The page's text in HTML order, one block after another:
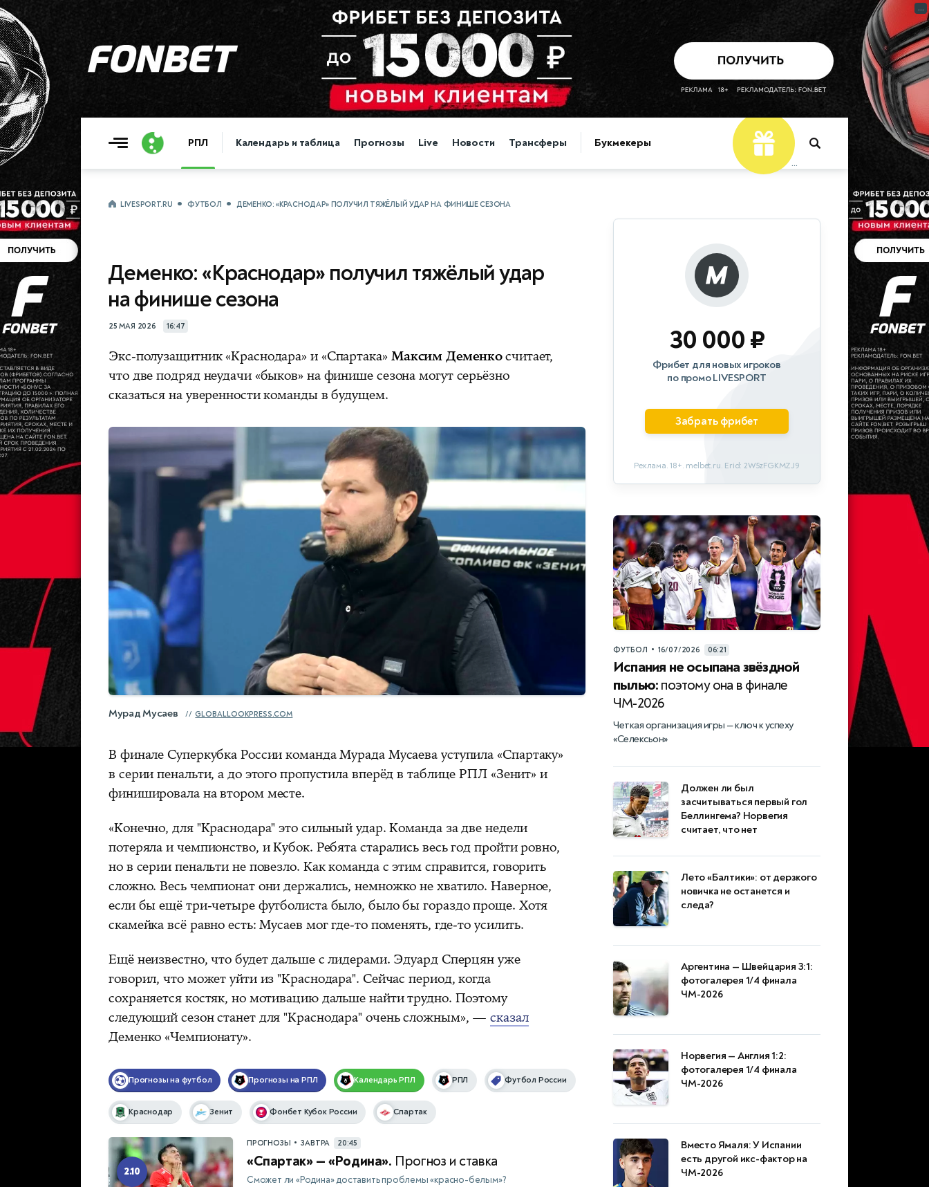
РПЛ Календарь и таблица Прогнозы Live Новости Трансферы Букмекеры
...
LIVESPORT.RU ФУТБОЛ ДЕМЕНКО: «КРАСНОДАР» ПОЛУЧИЛ ТЯЖЁЛЫЙ УДАР НА ФИНИШЕ СЕЗОНА
Деменко: «Краснодар» получил тяжёлый удар
на финише сезона
25 МАЯ 2026 16:47
Экс‑полузащитник «Краснодара» и «Спартака»Максим Деменкосчитает,
что две подряд неудачи «быков» на финише сезона могут серьёзно
сказаться на уверенности команды в будущем.
Мурад Мусаев GLOBALLOOKPRESS.COM
В финале Суперкубка России команда Мурада Мусаева уступила «Спартаку»
в серии пенальти, а до этого пропустила вперёд в таблице РПЛ «Зенит» и
финишировала на втором месте.
«Конечно, для "Краснодара" это сильный удар. Команда за две недели
потеряла и чемпионство, и Кубок. Ребята старались весь год пройти ровно,
но в серии пенальти не повезло. Как команда с этим справится, говорить
сложно. Весь чемпионат они держались, немножко не хватило. Наверное,
если бы ещё три-четыре футболиста было, было бы гораздо проще. Хотя
скамейка всё равно есть: Мусаев мог где-то поменять, где-то усилить.
Ещё неизвестно, что будет дальше с лидерами. Эдуард Сперцян уже
говорил, что может уйти из "Краснодара". Сейчас период, когда
сохраняется костяк, но мотивацию дальше найти трудно. Поэтому
следующий сезон станет для "Краснодара" очень сложным», —сказал
Деменко «Чемпионату».
Прогнозы на футбол Прогнозы на РПЛ Календарь РПЛ РПЛ Футбол России
Краснодар Зенит Фонбет Кубок России Спартак
2.10
ПРОГНОЗЫ • ЗАВТРА 20:45
«Спартак» — «Родина». Прогноз и ставка
Сможет ли «Родина» доставить проблемы «красно-белым»?
30 000 ₽
Фрибет для новых игроков
по промо LIVESPORT
Забрать фрибет
Реклама. 18+. melbet.ru. Erid: 2W5zFGKMZJ9
ФУТБОЛ • 16/07/2026 06:21
Испания не осыпана звёздной
пылью: поэтому она в финале
ЧМ-2026
Четкая организация игры — ключ к успеху
«Селексьон»
Должен ли был
засчитываться первый гол
Беллингема? Норвегия
считает, что нет
Лето «Балтики»: от дерзкого
новичка не останется и
следа?
Аргентина — Швейцария 3:1:
фотогалерея 1/4 финала
ЧМ-2026
Норвегия — Англия 1:2:
фотогалерея 1/4 финала
ЧМ-2026
Вместо Ямаля: У Испании
есть другой икс-фактор на
ЧМ-2026
...